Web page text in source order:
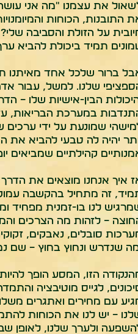
את עצמנו "מה אני
התובנות, הכוחות
על הזולת והסביבה
תמיד ביכולת להביא
ברור שלכל אחד מאיתנו
שלנו. למשל, עבור
הבין-אישיות שלו –
במערכת הבריאות,
שמונעת על ידי ערכים
יהיה לה טבעי להביא את
קהילתיים שמביאים
איך אנחנו מוצאים את
זה מתחיל בהקשבה
לנו בו-זמנית מפחיד
– לזהות מה הצרכים
סובלים, נאבקים,
שנדרש ונחוץ בחוץ – שם
הזו, המסע הופך
לגייס מוטיבציה
עם מחירים ואתגרים
– יש לנו את הכוחות
ולערך שלנו, לאופן